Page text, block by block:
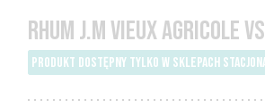
RHUM J.M VIEUX AGRICOLE
PRODUKT DOSTĘPNY TYLKO W SKLEPACH